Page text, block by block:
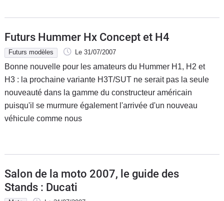
Futurs Hummer Hx Concept et H4
Futurs modèles Le 31/07/2007
Bonne nouvelle pour les amateurs du Hummer H1, H2 et
H3 : la prochaine variante H3T/SUT ne serait pas la seule
nouveauté dans la gamme du constructeur américain
puisqu'il se murmure également l'arrivée d'un nouveau
véhicule comme nous
Salon de la moto 2007, le guide des
Stands : Ducati